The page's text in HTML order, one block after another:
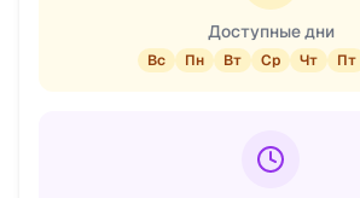
Доступные дни
Вс Пн Вт Ср Чт Пт